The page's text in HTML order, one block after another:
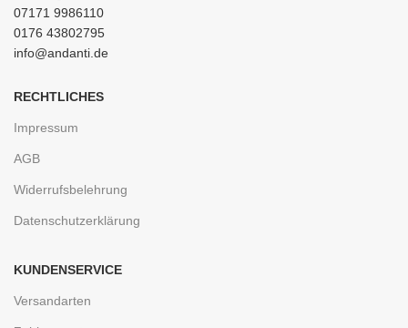
07171 9986110
0176 43802795
info@andanti.de
RECHTLICHES
Impressum
AGB
Widerrufsbelehrung
Datenschutzerklärung
KUNDENSERVICE
Versandarten